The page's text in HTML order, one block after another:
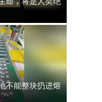
不能整块扔进熔